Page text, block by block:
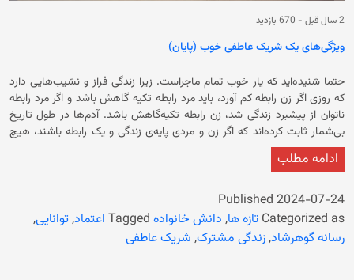
2 سال قبل - 670 بازدید
ویژگی‌های یک شریک عاطفی خوب (پایان)
حتما شنیده‌اید که یار خوب تمام ماجراست. زیرا زندگی فراز و نشیب‌هایی دارد
که روزی اگر زن رابطه کم آورد، باید مرد رابطه تکیه گاهش باشد و اگر مرد رابطه
ناتوان از پیشبرد زندگی شد، زن رابطه تکیه‌گاهش باشد. آدم‌ها در طول تاریخ
بی‌شمار ثابت کرده‌اند که اگر زن و مردی پایه‌ی زندگی و یک رابطه باشند، هیچ
حادثه و افرادی نمی‌توانند حریف آن‌ها شوند. زیرا این گونه زوج‌ها به درستی
آموخته اند که زندگی را تنها با تکیه بر همدیگر می‌توانند از پس آن برآیند.
زندگی هم برآید. عشق، احساس مقدسی است که یکی از ستون‌های اساسی
زندگی را تشکیل می‌دهد اما زندگی نیازمند پایه‌های دیگری نیز است که استوار
باقی بماند. ما در بخش قبلی این مقاله، به شماری از ویژگی‌های شریک عاطفی
خوب پرداختیم و در این مطلب به ادامه‌ی این ویژگی‌ها خواهیم پرداخت. باشد
ادامه مطلب
Published 2024-07-24
Categorized as تازه ها, دانش خانواده Tagged اعتماد,توانایی,
رسانه گوهرشاد,زندگی مشترک, شریک عاطفی